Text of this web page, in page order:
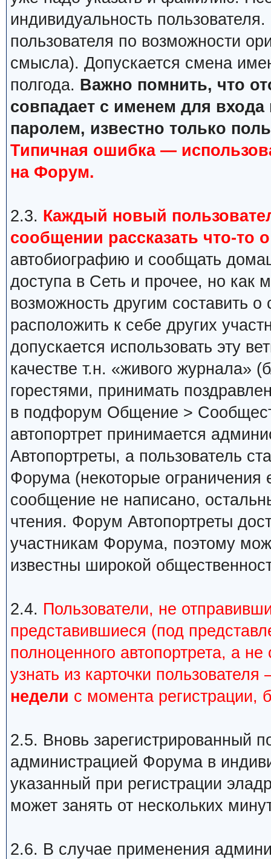
индивидуальность
пользователя по возможности
смысла). Допускается смена
полгода. Важно помнить, что
совпадает с именем для
паролем, известно только
Типичная ошибка —
на Форум.
2.3. Каждый новый
сообщении рассказать что-то
автобиографию и сообщать
доступа в Сеть и прочее, но как
возможность другим составить
расположить к себе других
допускается использовать эту
качестве т.н. «живого журнала»
горестями, принимать
в подфорум Общение >
автопортрет принимается
Автопортреты, а пользователь
Форума (некоторые
сообщение не написано,
чтения. Форум Автопортреты
участникам Форума, поэтому
известны широкой
2.4. Пользователи, не
представившиеся (под
полноценного автопортрета, а
узнать из карточки
недели с момента регистрации,
2.5. Вновь зарегистрированный
администрацией Форума в
указанный при регистрации
может занять от нескольких
2.6. В случае применения